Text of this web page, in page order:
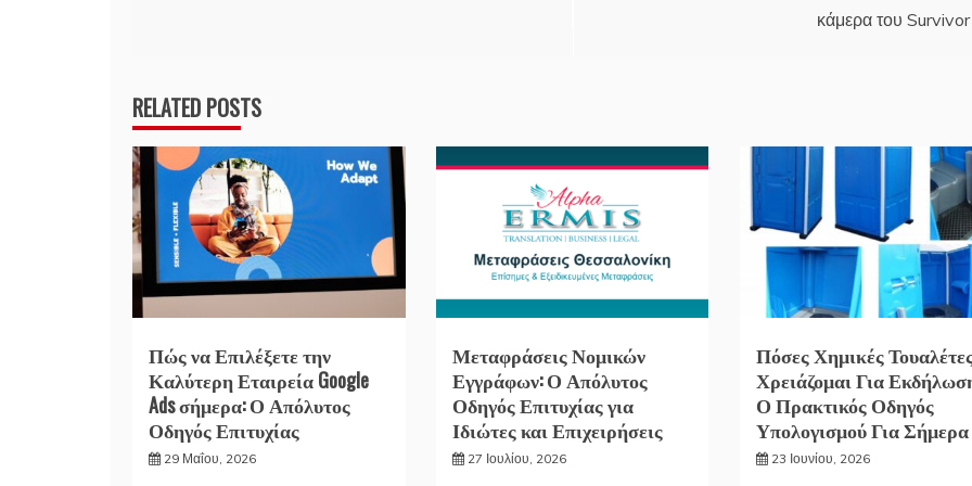
κάμερα του Survivor
RELATED POSTS
Πώς να Επιλέξετε την
Καλύτερη Εταιρεία Google
Ads σήμερα: Ο Απόλυτος
Οδηγός Επιτυχίας
29 Μαΐου, 2026
Μεταφράσεις Νομικών
Εγγράφων: Ο Απόλυτος
Οδηγός Επιτυχίας για
Ιδιώτες και Επιχειρήσεις
27 Ιουλίου, 2026
Πόσες Χημικές
Χρειάζομαι Για
Ο Πρακτικός Οδηγός
Υπολογισμού Για Σήμερα
23 Ιουνίου, 2026